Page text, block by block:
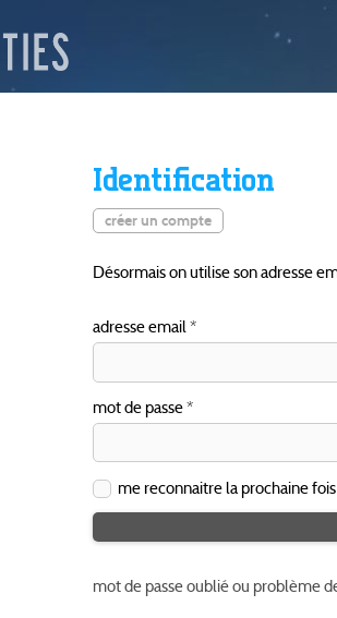
Identification
créer un compte
Désormais on utilise son adresse
adresse email
mot de passe
me reconnaitre la prochaine fois
mot de passe oublié ou problème